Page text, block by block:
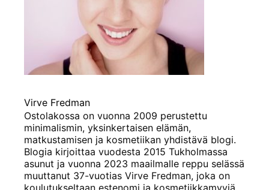
Virve Fredman
Ostolakossa on vuonna 2009 perustettu
minimalismin, yksinkertaisen elämän,
matkustamisen ja kosmetiikan yhdistävä blogi.
Blogia kirjoittaa vuodesta 2015 Tukholmassa
asunut ja vuonna 2023 maailmalle reppu selässä
muuttanut 37-vuotias Virve Fredman, joka on
koulutukseltaan estenomi ja kosmetiikkamyyjä.